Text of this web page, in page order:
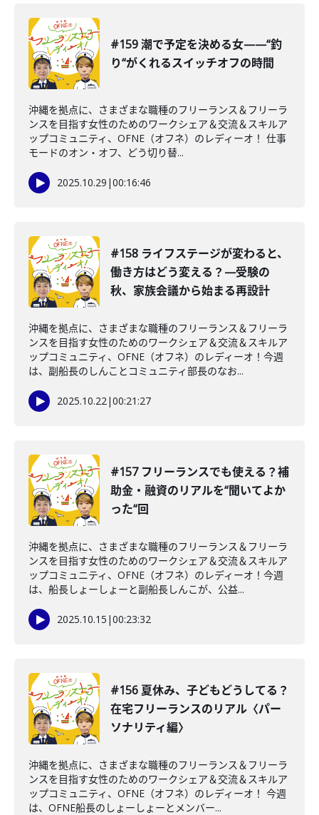
#159 潮で予定を決める女——“釣
り“がくれるスイッチオフの時間
沖縄を拠点に、さまざまな職種のフリーランス＆フリーラ
ンスを目指す女性のためのワークシェア＆交流＆スキルア
ップコミュニティ、OFNE（オフネ）のレディーオ！ 仕事
モードのオン・オフ、どう切り替...
2025.10.29 |00:16:46
#158 ライフステージが変わると、
働き方はどう変える？—受験の
秋、家族会議から始まる再設計
沖縄を拠点に、さまざまな職種のフリーランス＆フリーラ
ンスを目指す女性のためのワークシェア＆交流＆スキルア
ップコミュニティ、OFNE（オフネ）のレディーオ！今週
は、副船長のしんことコミュニティ部長のなお...
2025.10.22|00:21:27
#157 フリーランスでも使える？補
助金・融資のリアルを“聞いてよか
った“回
沖縄を拠点に、さまざまな職種のフリーランス＆フリーラ
ンスを目指す女性のためのワークシェア＆交流＆スキルア
ップコミュニティ、OFNE（オフネ）のレディーオ！今週
は、船長しょーしょーと副船長しんこが、公益...
2025.10.15 |00:23:32
#156 夏休み、子どもどうしてる？
在宅フリーランスのリアル〈パー
ソナリティ編〉
沖縄を拠点に、さまざまな職種のフリーランス＆フリーラ
ンスを目指す女性のためのワークシェア＆交流＆スキルア
ップコミュニティ、OFNE（オフネ）のレディーオ！ 今週
は、OFNE船長のしょーしょーとメンバー...